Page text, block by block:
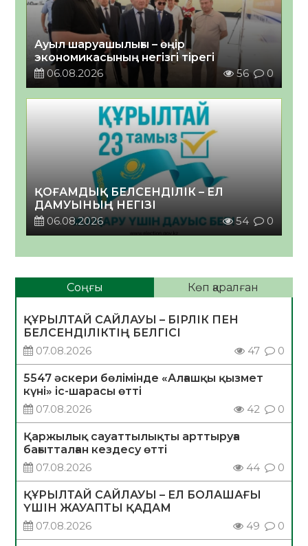
Ауыл шаруашылығы – өңір
экономикасының негізгі тірегі
06.08.2026
56 0
ҚОҒАМДЫҚ БЕЛСЕНДІЛІК – ЕЛ
ДАМУЫНЫҢ НЕГІЗІ
06.08.2026
54 0
Соңғы Көп қаралған
ҚҰРЫЛТАЙ САЙЛАУЫ – БІРЛІК ПЕН
БЕЛСЕНДІЛІКТІҢ БЕЛГІСІ
07.08.2026
47 0
5547 әскери бөлімінде «Алғашқы қызмет
күні» іс-шарасы өтті
07.08.2026
42 0
Қаржылық сауаттылықты арттыруға
бағытталған кездесу өтті
07.08.2026
44 0
ҚҰРЫЛТАЙ САЙЛАУЫ – ЕЛ БОЛАШАҒЫ
ҮШІН ЖАУАПТЫ ҚАДАМ
07.08.2026
49 0